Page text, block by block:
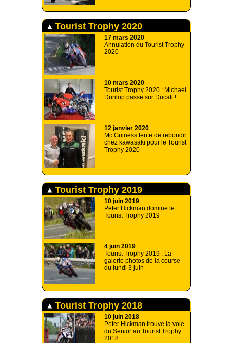
Tourist Trophy 2020
17 mars 2020
Annulation du Tourist Trophy
2020
10 mars 2020
Tourist Trophy 2020 : Michael
Dunlop passe sur Ducati !
12 janvier 2020
Mc Guiness tente de rebondir
chez kawasaki pour le Tourist
Trophy 2020
Tourist Trophy 2019
10 juin 2019
Peter Hickman domine le
Tourist Trophy 2019
4 juin 2019
Tourist Trophy 2019 : La
galerie photos de la course
du lundi 3 juin
Tourist Trophy 2018
10 juin 2018
Peter Hickman trouve la voie
du Senior au Tourist Trophy
2018